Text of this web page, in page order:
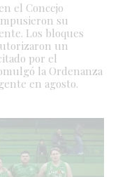
el Concejo
su
Los bloques
un
por el
la Ordenanza
en agosto.